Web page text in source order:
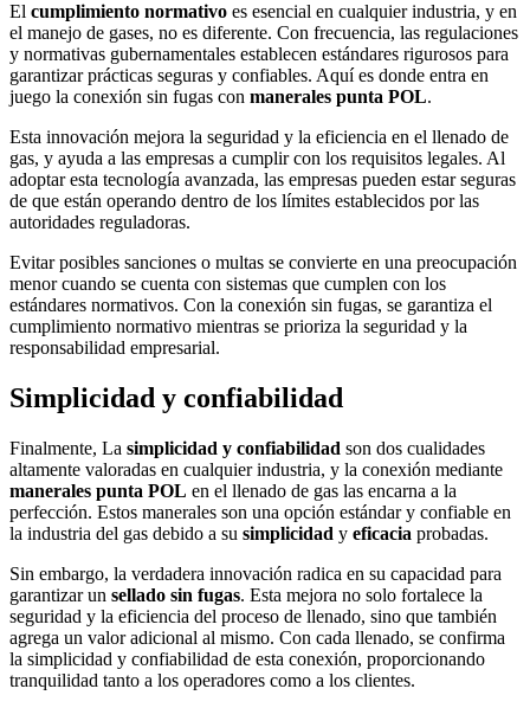
El cumplimiento normativo es esencial en cualquier industria, y en
el manejo de gases, no es diferente. Con frecuencia, las regulaciones
y normativas gubernamentales establecen estándares rigurosos para
garantizar prácticas seguras y confiables. Aquí es donde entra en
juego la conexión sin fugas con manerales punta POL.
Esta innovación mejora la seguridad y la eficiencia en el llenado de
gas, y ayuda a las empresas a cumplir con los requisitos legales. Al
adoptar esta tecnología avanzada, las empresas pueden estar seguras
de que están operando dentro de los límites establecidos por las
autoridades reguladoras.
Evitar posibles sanciones o multas se convierte en una preocupación
menor cuando se cuenta con sistemas que cumplen con los
estándares normativos. Con la conexión sin fugas, se garantiza el
cumplimiento normativo mientras se prioriza la seguridad y la
responsabilidad empresarial.
Simplicidad y confiabilidad
Finalmente, La simplicidad y confiabilidad son dos cualidades
altamente valoradas en cualquier industria, y la conexión mediante
manerales punta POL en el llenado de gas las encarna a la
perfección. Estos manerales son una opción estándar y confiable en
la industria del gas debido a su simplicidad y eficacia probadas.
Sin embargo, la verdadera innovación radica en su capacidad para
garantizar un sellado sin fugas. Esta mejora no solo fortalece la
seguridad y la eficiencia del proceso de llenado, sino que también
agrega un valor adicional al mismo. Con cada llenado, se confirma
la simplicidad y confiabilidad de esta conexión, proporcionando
tranquilidad tanto a los operadores como a los clientes.